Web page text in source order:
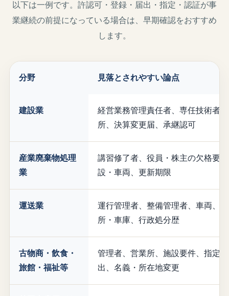
以下は一例です。許認可・登録・届出・指定・認証が事
業継続の前提になっている場合は、早期確認をおすすめ
します。
分野 見落とされやすい論点
建設業
経営業務管理責任者、専任技術者
所、決算変更届、承継認可
産業廃棄物処理
業
講習修了者、役員・株主の欠格要
設・車両、更新期限
運送業
運行管理者、整備管理者、車両、
所・車庫、行政処分歴
古物商・飲食・
旅館・福祉等
管理者、営業所、施設要件、指定
出、名義・所在地変更